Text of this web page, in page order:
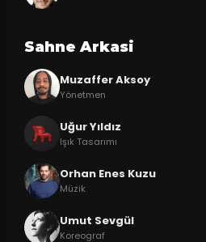
Sahne Arkasi
Muzaffer Aksoy
Yönetmen
Uğur Yıldız
Işık Tasarımı
Orhan Enes Kuzu
Müzik
Umut Sevgül
Koreograf